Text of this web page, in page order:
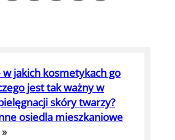
w jakich kosmetykach go
jest tak ważny w
skóry twarzy?
osiedla mieszkaniowe
»